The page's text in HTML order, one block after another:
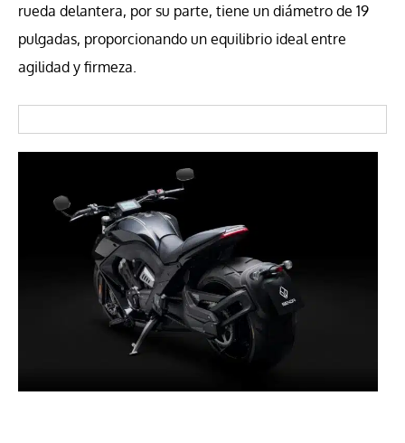
rueda delantera, por su parte, tiene un diámetro de 19
pulgadas, proporcionando un equilibrio ideal entre
agilidad y firmeza.